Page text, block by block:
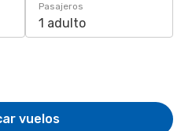
Pasajeros
1 adulto
vuelos